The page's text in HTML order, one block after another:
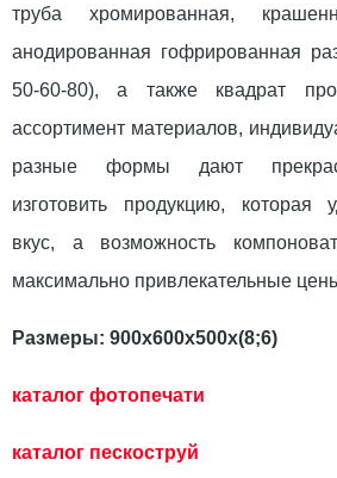
труба хромированная,
анодированная гофрированная
50-60-80), а также квадрат
ассортимент материалов,
разные формы дают
изготовить продукцию, которая
вкус, а возможность
максимально привлекательные
Размеры: 900х600х500х(8;6)
каталог фотопечати
каталог пескоструй